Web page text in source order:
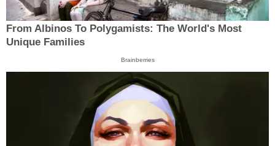
From Albinos To Polygamists: The World's Most
Unique Families
Brainberries